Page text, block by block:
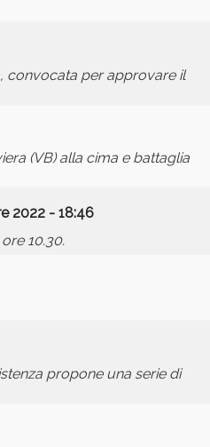
convocata per approvare il
(VB) alla cima e battaglia
2022 - 18:46
10.30.
propone una serie di